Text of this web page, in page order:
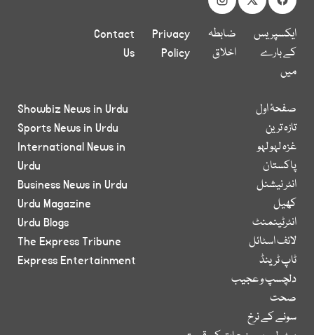
ایکسپریس
کے بارے
میں
ضابطہ
اخلاق
Privacy
Policy
Contact
Us
صفحۂ اول
تازہ ترین
غزہ لہو لہو
پاکستان
انٹر نیشنل
کھیل
انٹرٹینمنٹ
لائف اسٹائل
ٹاپ ٹرینڈ
دلچسپ و عجیب
صحت
سونے کے نرخ
Showbiz News in Urdu
Sports News in Urdu
International News in
Urdu
Business News in Urdu
Urdu Magazine
Urdu Blogs
The Express Tribune
Express Entertainment